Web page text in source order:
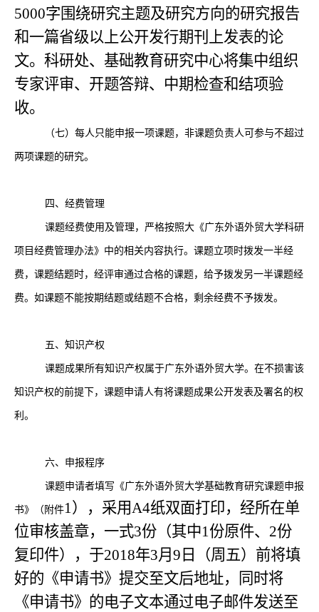
5000字围绕研究主题及研究方向的研究报告
和一篇省级以上公开发行期刊上发表的论
文。科研处、基础教育研究中心将集中组织
专家评审、开题答辩、中期检查和结项验
收。
（七）每人只能申报一项课题，非课题负责人可参与不超过
两项课题的研究。
四、经费管理
课题经费使用及管理，严格按照大《广东外语外贸大学科研
项目经费管理办法》中的相关内容执行。课题立项时拨发一半经
费，课题结题时，经评审通过合格的课题，给予拨发另一半课题经
费。如课题不能按期结题或结题不合格，剩余经费不予拨发。
五、知识产权
课题成果所有知识产权属于广东外语外贸大学。在不损害该
知识产权的前提下，课题申请人有将课题成果公开发表及署名的权
利。
六、申报程序
课题申请者填写《广东外语外贸大学基础教育研究课题申报
书》（附件1），采用A4纸双面打印，经所在单
位审核盖章，一式3份（其中1份原件、2份
复印件），于2018年3月9日（周五）前将填
好的《申请书》提交至文后地址，同时将
《申请书》的电子文本通过电子邮件发送至